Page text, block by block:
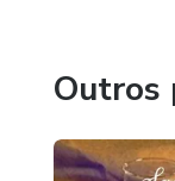
Outros